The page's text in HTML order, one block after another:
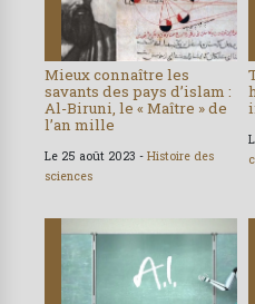
Mieux connaître les
savants des pays d’islam :
Al-Biruni, le « Maître » de
l’an mille
Le 25 août 2023 - Histoire des
sciences